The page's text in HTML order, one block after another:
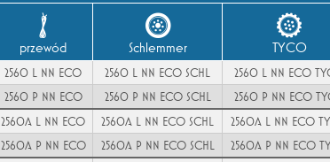
przewód Schlemmer TYCO
2560 L NN ECO 2560 L NN ECO SCHL
2560 L NN ECO
2560 P NN ECO 2560 P NN ECO SCHL 2560 P NN ECO
2560A L NN ECO 2560A L NN ECO SCHL
2560A L NN ECO
2560A P NN ECO 2560A P NN ECO SCHL 2560A P NN ECO